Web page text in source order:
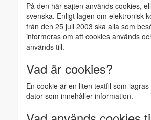
På den här sajten används cookies,
svenska. Enligt lagen om elektronisk
från den 25 juli 2003 ska alla som
informeras om att cookies används
används till.
Vad är cookies?
En cookie är en liten textfil som
dator som innehåller information.